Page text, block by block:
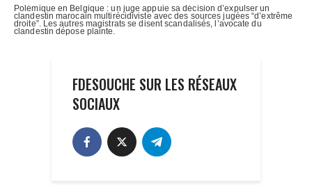
FDESOUCHE SUR LES RÉSEAUX
SOCIAUX